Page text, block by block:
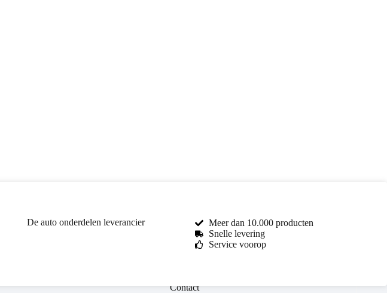
De auto onderdelen leverancier
Meer dan 10.000 producten
Snelle levering
Service voorop
Contact Reageert meestal binnen enkele uren